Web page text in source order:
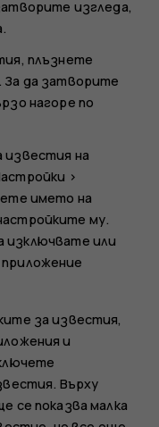
изгледа,
плъзнете
За да затворите
нагоре по
известия на
>
името на
му.
изключвате или
за известия,
и
. Върху
се показва малка